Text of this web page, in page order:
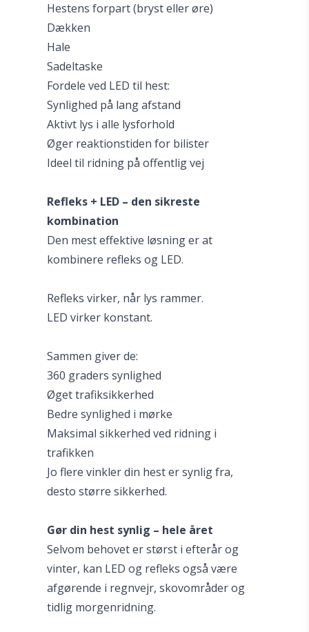
Hestens forpart (bryst eller øre)
Dækken
Hale
Sadeltaske
Fordele ved LED til hest:
Synlighed på lang afstand
Aktivt lys i alle lysforhold
Øger reaktionstiden for bilister
Ideel til ridning på offentlig vej
Refleks + LED – den sikreste
kombination
Den mest effektive løsning er at
kombinere refleks og LED.
Refleks virker, når lys rammer.
LED virker konstant.
Sammen giver de:
360 graders synlighed
Øget trafiksikkerhed
Bedre synlighed i mørke
Maksimal sikkerhed ved ridning i
trafikken
Jo flere vinkler din hest er synlig fra,
desto større sikkerhed.
Gør din hest synlig – hele året
Selvom behovet er størst i efterår og
vinter, kan LED og refleks også være
afgørende i regnvejr, skovområder og
tidlig morgenridning.